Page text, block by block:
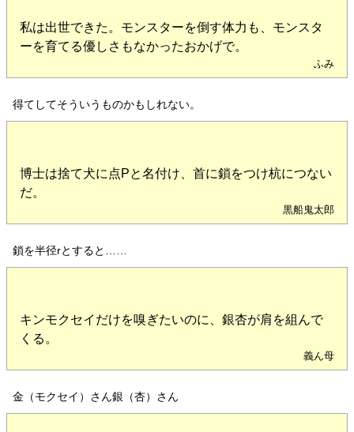
私は出世できた。モンスターを倒す体力も、モンスタ
ーを育てる優しさもなかったおかげで。
ふみ
得てしてそういうものかもしれない。
博士は捨て犬に点Pと名付け、首に鎖をつけ杭につない
だ。
黒船鬼太郎
鎖を半径rとすると……
キンモクセイだけを嗅ぎたいのに、銀杏が肩を組んで
くる。
義ん母
金（モクセイ）さん銀（杏）さん